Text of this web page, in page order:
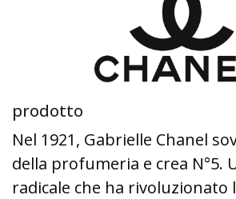
prodotto
Nel 1921, Gabrielle Chanel
della profumeria e crea N°5.
radicale che ha rivoluzionato